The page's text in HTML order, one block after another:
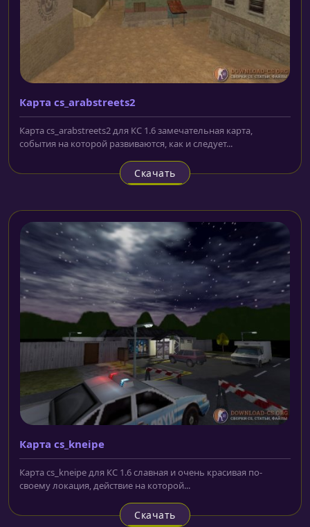
Карта cs_arabstreets2
Карта cs_arabstreets2 для КС 1.6 замечательная карта,
события на которой развиваются, как и следует...
Скачать
Карта cs_kneipe
Карта cs_kneipe для КС 1.6 славная и очень красивая по-
своему локация, действие на которой...
Скачать